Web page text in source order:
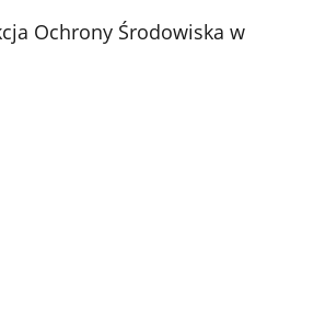
Ochrony Środowiska w